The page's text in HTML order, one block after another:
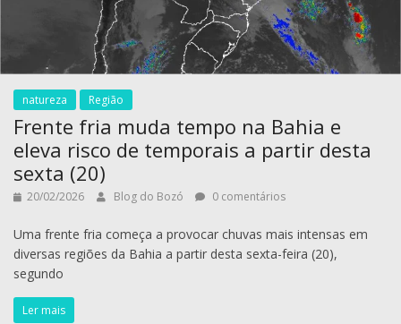
natureza Região
Frente fria muda tempo na Bahia e
eleva risco de temporais a partir desta
sexta (20)
20/02/2026 Blog do Bozó 0 comentários
Uma frente fria começa a provocar chuvas mais intensas em
diversas regiões da Bahia a partir desta sexta-feira (20),
segundo
Ler mais